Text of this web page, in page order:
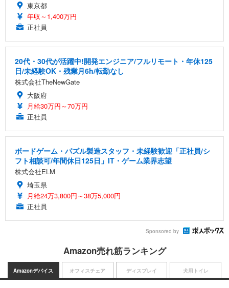
東京都
年収～1,400万円
正社員
20代・30代が活躍中!開発エンジニア/フルリモート・年休125
日/未経験OK・残業月6h/転勤なし
株式会社TheNewGate
大阪府
月給30万円～70万円
正社員
ボードゲーム・パズル製造スタッフ・未経験歓迎「正社員/シ
フト相談可/年間休日125日」IT・ゲーム業界志望
株式会社ELM
埼玉県
月給24万3,800円～38万5,000円
正社員
Sponsored by
Amazon売れ筋ランキング
Amazonデバイス オフィスチェア ディスプレイ 犬用トイレ